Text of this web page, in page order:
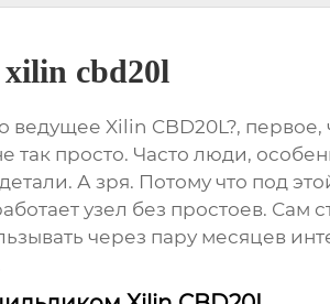
xilin cbd20l
Xilin CBD20L?,
так просто. Часто люди,
А зря. Потому что под
узел без простоев.
через пару месяцев